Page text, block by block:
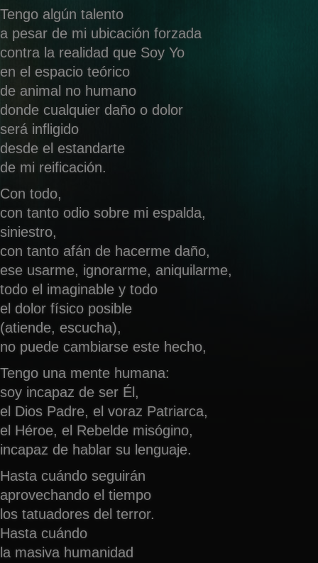
Tengo algún talento
a pesar de mi ubicación forzada
contra la realidad que Soy Yo
en el espacio teórico
de animal no humano
donde cualquier daño o dolor
será infligido
desde el estandarte
de mi reificación.
Con todo,
con tanto odio sobre mi espalda,
siniestro,
con tanto afán de hacerme daño,
ese usarme, ignorarme, aniquilarme,
todo el imaginable y todo
el dolor físico posible
(atiende, escucha),
no puede cambiarse este hecho,
Tengo una mente humana:
soy incapaz de ser Él,
el Dios Padre, el voraz Patriarca,
el Héroe, el Rebelde misógino,
incapaz de hablar su lenguaje.
Hasta cuándo seguirán
aprovechando el tiempo
los tatuadores del terror.
Hasta cuándo
la masiva humanidad